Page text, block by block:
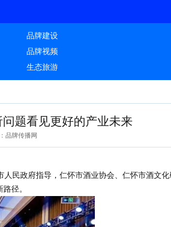
品牌建设
品牌视频
生态旅游
题看见更好的产业未来
品牌传播网
政府指导，仁怀市酒业协会、仁怀市酒文
径。